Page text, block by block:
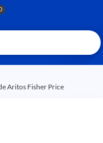
Aritos Fisher Price